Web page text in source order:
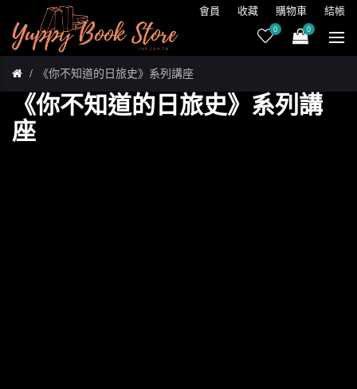
會員 收藏 購物車 結帳
0 0
《你不知道的日旅史》系列講座
《你不知道的日旅史》系列講
座